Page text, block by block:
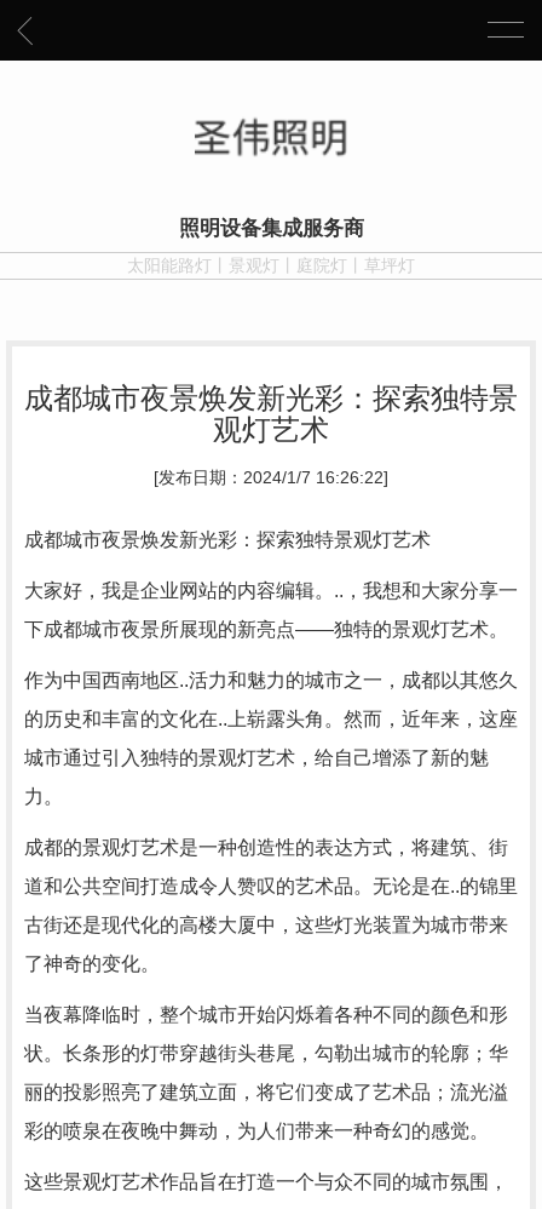
照明设备集成服务商
太阳能路灯丨景观灯丨庭院灯丨草坪灯
成都城市夜景焕发新光彩：探索独特景
观灯艺术
[发布日期：2024/1/7 16:26:22]
成都城市夜景焕发新光彩：探索独特景观灯艺术
大家好，我是企业网站的内容编辑。..，我想和大家分享一
下成都城市夜景所展现的新亮点——独特的景观灯艺术。
作为中国西南地区..活力和魅力的城市之一，成都以其悠久
的历史和丰富的文化在..上崭露头角。然而，近年来，这座
城市通过引入独特的景观灯艺术，给自己增添了新的魅
力。
成都的景观灯艺术是一种创造性的表达方式，将建筑、街
道和公共空间打造成令人赞叹的艺术品。无论是在..的锦里
古街还是现代化的高楼大厦中，这些灯光装置为城市带来
了神奇的变化。
当夜幕降临时，整个城市开始闪烁着各种不同的颜色和形
状。长条形的灯带穿越街头巷尾，勾勒出城市的轮廓；华
丽的投影照亮了建筑立面，将它们变成了艺术品；流光溢
彩的喷泉在夜晚中舞动，为人们带来一种奇幻的感觉。
这些景观灯艺术作品旨在打造一个与众不同的城市氛围，